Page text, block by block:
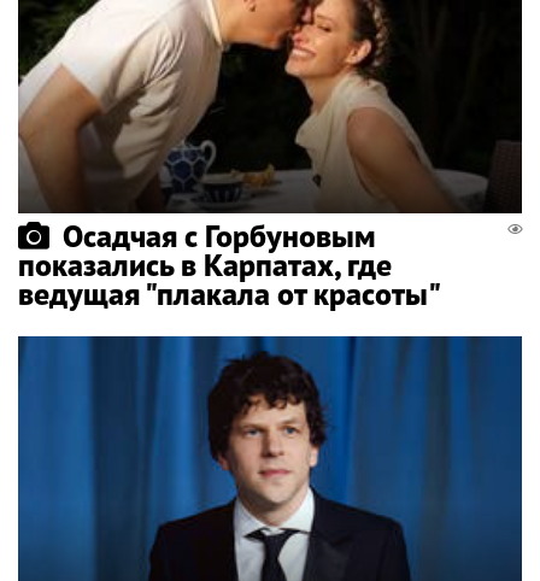
Осадчая с Горбуновым
показались в Карпатах, где
ведущая "плакала от красоты"